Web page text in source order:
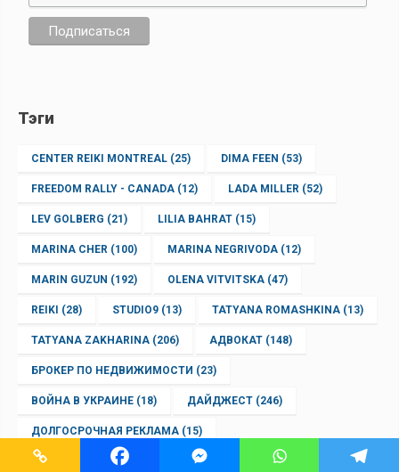
Тэги
CENTER REIKI MONTREAL (25) DIMA FEEN (53)
FREEDOM RALLY - CANADA (12) LADA MILLER (52)
LEV GOLBERG (21) LILIA BAHRAT (15)
MARINA CHER (100) MARINA NEGRIVODA (12)
MARIN GUZUN (192) OLENA VITVITSKA (47)
REIKI (28) STUDIO9 (13) TATYANA ROMASHKINA (13)
TATYANA ZAKHARINA (206) АДВОКАТ (148)
БРОКЕР ПО НЕДВИЖИМОСТИ (23)
ВОЙНА В УКРАИНЕ (18) ДАЙДЖЕСТ (246)
ДОЛГОСРОЧНАЯ РЕКЛАМА (15)
ИММИГРАЦИОННОЕ АГЕНСТВО(13) КАНАДА